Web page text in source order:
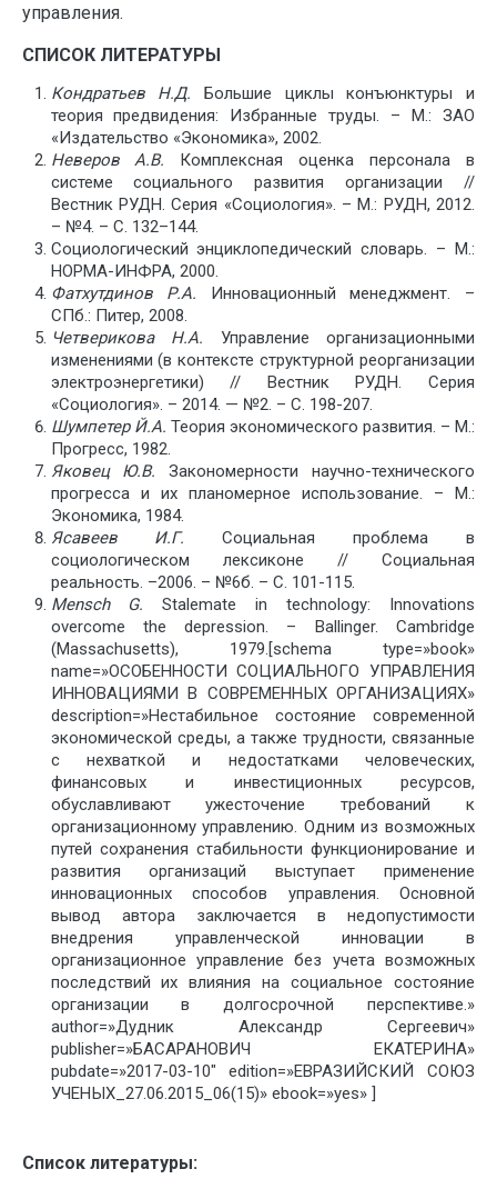
управления.
СПИСОК ЛИТЕРАТУРЫ
Кондратьев Н.Д. Большие циклы конъюнктуры и
теория предвидения: Избранные труды. – М.: ЗАО
«Издательство «Экономика», 2002.
Неверов А.В. Комплексная оценка персонала в
системе социального развития организации //
Вестник РУДН. Серия «Социология». – М.: РУДН, 2012.
– №4. – С. 132–144.
Социологический энциклопедический словарь. – М.:
НОРМА-ИНФРА, 2000.
Фатхутдинов Р.А. Инновационный менеджмент. –
СПб.: Питер, 2008.
Четверикова Н.А. Управление организационными
изменениями (в контексте структурной реорганизации
электроэнергетики) // Вестник РУДН. Серия
«Социология». – 2014. — №2. – С. 198-207.
Шумпетер Й.А. Теория экономического развития. – М.:
Прогресс, 1982.
Яковец Ю.В. Закономерности научно-технического
прогресса и их планомерное использование. – М.:
Экономика, 1984.
Ясавеев И.Г. Социальная проблема в
социологическом лексиконе // Социальная
реальность. –2006. – №6б. – С. 101-115.
Mensch G. Stalemate in technology: Innovations
overcome the depression. – Ballinger. Cambridge
(Massachusetts), 1979.[schema type=»book»
name=»ОСОБЕННОСТИ СОЦИАЛЬНОГО УПРАВЛЕНИЯ
ИННОВАЦИЯМИ В СОВРЕМЕННЫХ ОРГАНИЗАЦИЯХ»
description=»Нестабильное состояние современной
экономической среды, а также трудности, связанные
с нехваткой и недостатками человеческих,
финансовых и инвестиционных ресурсов,
обуславливают ужесточение требований к
организационному управлению. Одним из возможных
путей сохранения стабильности функционирование и
развития организаций выступает применение
инновационных способов управления. Основной
вывод автора заключается в недопустимости
внедрения управленческой инновации в
организационное управление без учета возможных
последствий их влияния на социальное состояние
организации в долгосрочной перспективе.»
author=»Дудник Александр Сергеевич»
publisher=»БАСАРАНОВИЧ ЕКАТЕРИНА»
pubdate=»2017-03-10″ edition=»ЕВРАЗИЙСКИЙ СОЮЗ
УЧЕНЫХ_27.06.2015_06(15)» ebook=»yes» ]
Список литературы: